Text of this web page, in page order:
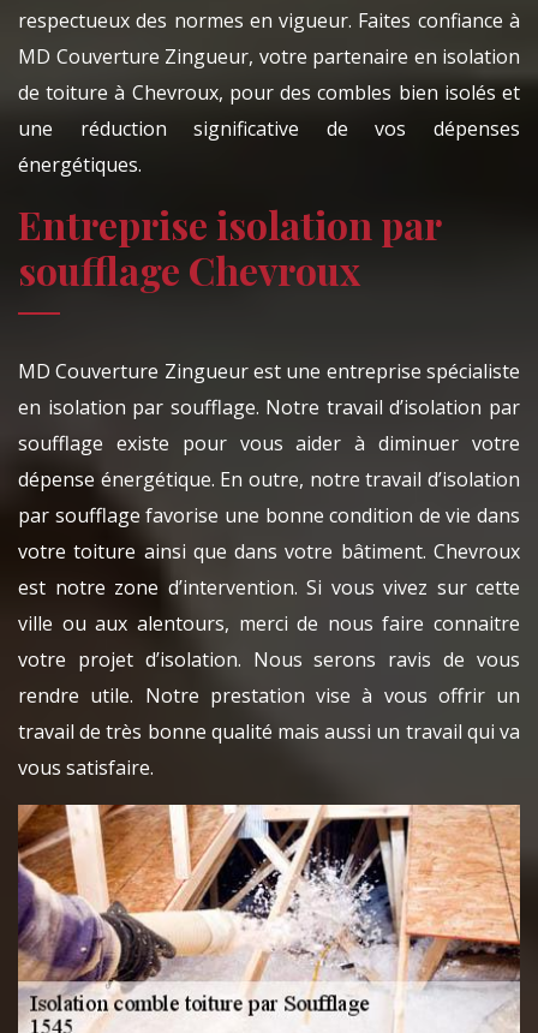
respectueux des normes en vigueur. Faites confiance à
MD Couverture Zingueur, votre partenaire en isolation
de toiture à Chevroux, pour des combles bien isolés et
une réduction significative de vos dépenses
énergétiques.
Entreprise isolation par
soufflage Chevroux
MD Couverture Zingueur est une entreprise spécialiste
en isolation par soufflage. Notre travail d’isolation par
soufflage existe pour vous aider à diminuer votre
dépense énergétique. En outre, notre travail d’isolation
par soufflage favorise une bonne condition de vie dans
votre toiture ainsi que dans votre bâtiment. Chevroux
est notre zone d’intervention. Si vous vivez sur cette
ville ou aux alentours, merci de nous faire connaitre
votre projet d’isolation. Nous serons ravis de vous
rendre utile. Notre prestation vise à vous offrir un
travail de très bonne qualité mais aussi un travail qui va
vous satisfaire.